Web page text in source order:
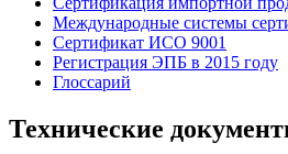
Международные системы
Сертификат ИСО 9001
Регистрация ЭПБ в 2015 году
Глоссарий
Технические